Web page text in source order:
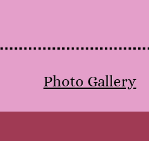
Photo Gallery